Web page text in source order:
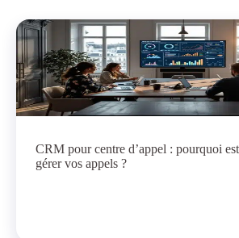
CRM pour centre d’appel : pourquoi
gérer vos appels ?